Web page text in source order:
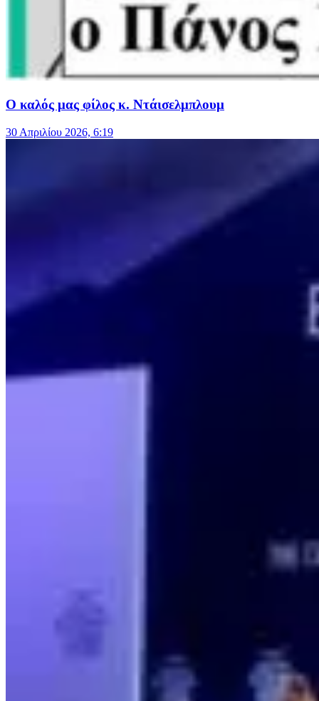
Ο καλός μας φίλος κ. Ντάισελμπλουμ
30 Απριλίου 2026, 6:19